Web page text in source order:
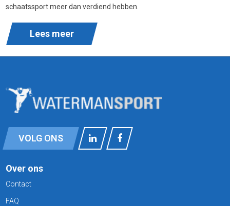
schaatssport meer dan verdiend hebben.
Lees meer
VOLG ONS
Over ons
Contact
FAQ